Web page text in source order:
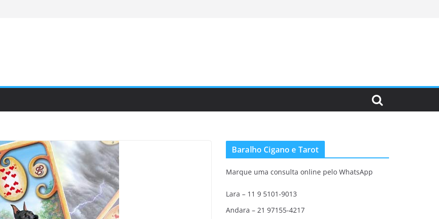
Baralho Cigano e Tarot
Marque uma consulta online pelo WhatsApp
Lara – 11 9 5101-9013
Andara – 21 97155-4217